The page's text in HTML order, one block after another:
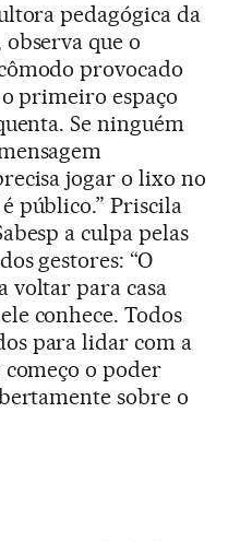
pedagógica da
que o
provocado
o primeiro espaço
Se ninguém
jogar o lixo no
público.” Priscila
a culpa pelas
gestores: “O
voltar para casa
conhece. Todos
para lidar com a
começo o poder
sobre o